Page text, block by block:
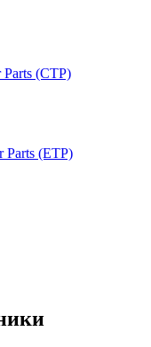
Parts (CTP)
Parts (ETP)